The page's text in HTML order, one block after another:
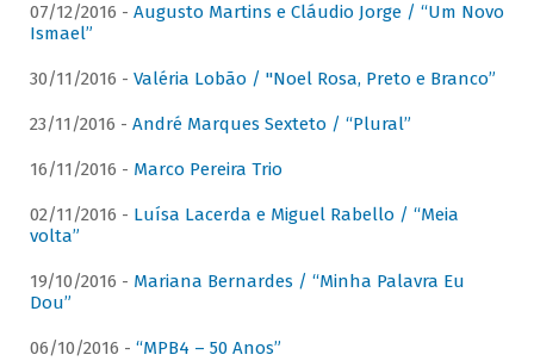
07/12/2016 - Augusto Martins e Cláudio Jorge / “Um Novo
Ismael”
30/11/2016 - Valéria Lobão / "Noel Rosa, Preto e Branco”
23/11/2016 - André Marques Sexteto / “Plural”
16/11/2016 - Marco Pereira Trio
02/11/2016 - Luísa Lacerda e Miguel Rabello / “Meia
volta”
19/10/2016 - Mariana Bernardes / “Minha Palavra Eu
Dou”
06/10/2016 - “MPB4 – 50 Anos”